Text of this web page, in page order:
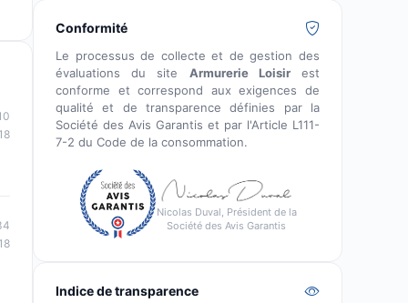
Conformité
Le processus de collecte et de gestion des
évaluations du site Armurerie Loisirest
conforme et correspond aux exigences de
qualité et de transparence définies par la
Société des Avis Garantis et par l'Article L111-
7-2 du Code de la consommation.
Nicolas Duval, Président de la
Société des Avis Garantis
Indice de transparence